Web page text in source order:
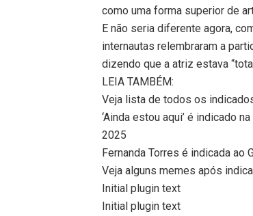
como uma forma superior de
E não seria diferente agora,
internautas relembraram a
dizendo que a atriz estava
LEIA TAMBÉM:
Veja lista de todos os
‘Ainda estou aqui’ é indicado
2025
Fernanda Torres é indicada ao
Veja alguns memes após
Initial plugin text
Initial plugin text